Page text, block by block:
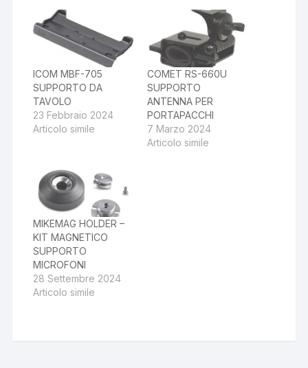
ICOM MBF-705
SUPPORTO DA
TAVOLO
23 Febbraio 2024
Articolo simile
COMET RS-660U
SUPPORTO
ANTENNA PER
PORTAPACCHI
7 Marzo 2024
Articolo simile
MIKEMAG HOLDER –
KIT MAGNETICO
SUPPORTO
MICROFONI
28 Settembre 2024
Articolo simile